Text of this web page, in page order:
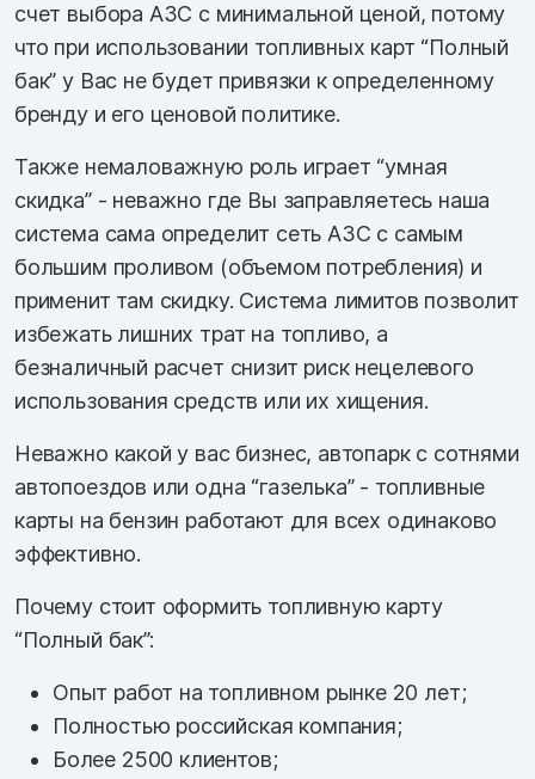
счет выбора АЗС с минимальной ценой, потому
что при использовании топливных карт “Полный
бак” у Вас не будет привязки к определенному
бренду и его ценовой политике.
Также немаловажную роль играет “умная
скидка” - неважно где Вы заправляетесь наша
система сама определит сеть АЗС с самым
большим проливом (объемом потребления) и
применит там скидку. Система лимитов позволит
избежать лишних трат на топливо, а
безналичный расчет снизит риск нецелевого
использования средств или их хищения.
Неважно какой у вас бизнес, автопарк с сотнями
автопоездов или одна “газелька” - топливные
карты на бензин работают для всех одинаково
эффективно.
Почему стоит оформить топливную карту
“Полный бак”:
Опыт работ на топливном рынке 20 лет;
Полностью российская компания;
Более 2500 клиентов;